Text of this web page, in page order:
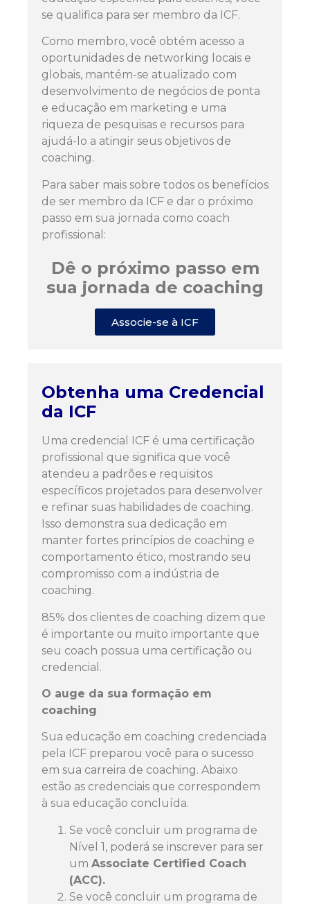
se qualifica para ser membro da ICF.
Como membro, você obtém acesso a
oportunidades de networking locais e
globais, mantém-se atualizado com
desenvolvimento de negócios de ponta
e educação em marketing e uma
riqueza de pesquisas e recursos para
ajudá-lo a atingir seus objetivos de
coaching.
Para saber mais sobre todos os benefícios
de ser membro da ICF e dar o próximo
passo em sua jornada como coach
profissional:
Dê o próximo passo em
sua jornada de coaching
Associe-se à ICF
Obtenha uma Credencial
da ICF
Uma credencial ICF é uma certificação
profissional que significa que você
atendeu a padrões e requisitos
específicos projetados para desenvolver
e refinar suas habilidades de coaching.
Isso demonstra sua dedicação em
manter fortes princípios de coaching e
comportamento ético, mostrando seu
compromisso com a indústria de
coaching.
85% dos clientes de coaching dizem que
é importante ou muito importante que
seu coach possua uma certificação ou
credencial.
O auge da sua formação em
coaching
Sua educação em coaching credenciada
pela ICF preparou você para o sucesso
em sua carreira de coaching. Abaixo
estão as credenciais que correspondem
à sua educação concluída.
Se você concluir um programa de
Nível 1, poderá se inscrever para ser
um Associate Certified Coach
(ACC).
Se você concluir um programa de